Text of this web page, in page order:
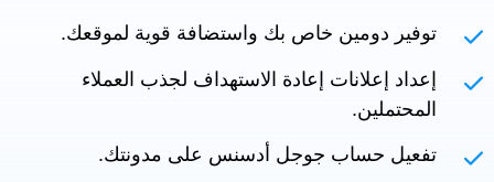
توفير دومين خاص بك واستضافة قوية لموقعك.
إعداد إعلانات إعادة الاستهداف لجذب العملاء
المحتملين.
تفعيل حساب جوجل أدسنس على مدونتك.